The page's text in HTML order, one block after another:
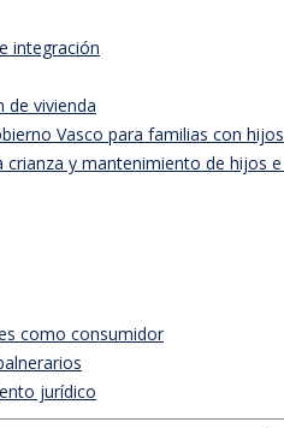
integración
de vivienda
Vasco para familias con
crianza y mantenimiento de hijos
como consumidor
jurídico